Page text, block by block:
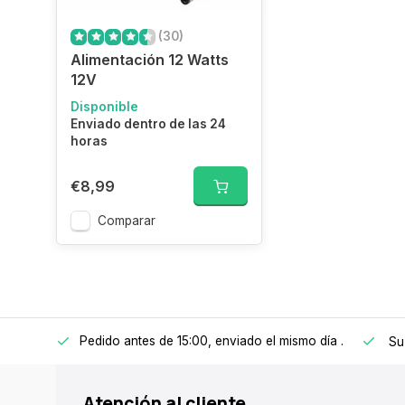
Très bonne qualité
Enviado el 16/03/2013
thierry s
Enviado el 09/03/2013
Enviado el 29/11/2012
(30)
Alimentación 12 Watts
12V
Disponible
Enviado dentro de las 24
horas
€8,99
Comparar
Pedido antes de 15:00, enviado el mismo día .